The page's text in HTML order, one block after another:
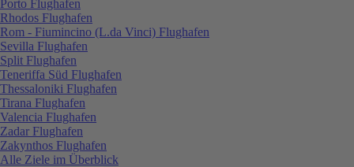
Porto Flughafen
Rhodos Flughafen
Rom - Fiumincino (L.da Vinci) Flughafen
Sevilla Flughafen
Split Flughafen
Teneriffa Süd Flughafen
Thessaloniki Flughafen
Tirana Flughafen
Valencia Flughafen
Zadar Flughafen
Zakynthos Flughafen
Alle Ziele im Überblick